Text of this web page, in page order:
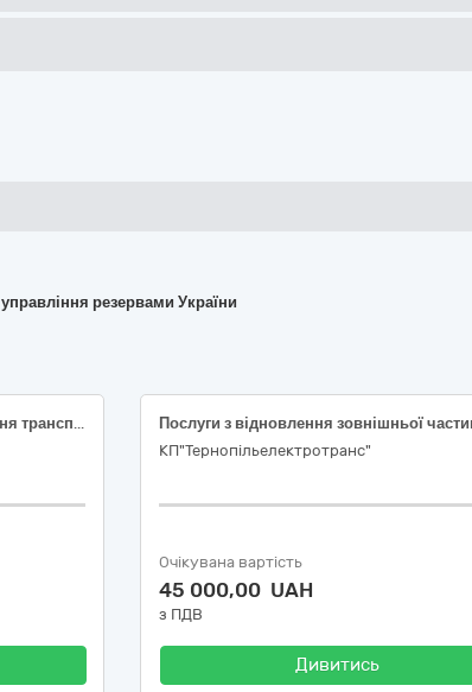
резервами України
Послуги з технічного обслуговування транспортних засобів марки Mitsubishi L200
КП"Тернопільелектротранс"
Очікувана вартість
45 000,00 UAH
з ПДВ
Дивитись